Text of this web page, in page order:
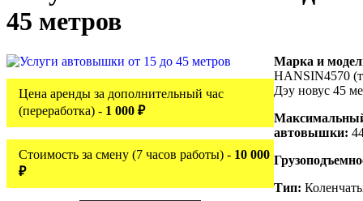
45 метров
Цена аренды за дополнительный час
(переработка) - 1 000 ₽
Стоимость за смену (7 часов работы) - 10 000
₽
Марка и
HANSIN4570
Дэу новус 45
автовышки:
Тип: